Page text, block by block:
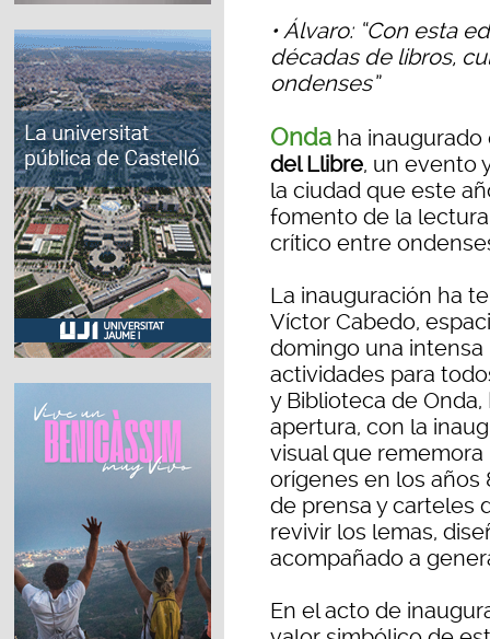
• Álvaro: “Con esta
décadas de libros,
ondenses”
Onda ha
del Llibre, un evento
la ciudad que este
fomento de la
crítico entre
La inauguración ha
Víctor Cabedo,
domingo una
actividades para
y Biblioteca de Onda,
apertura, con la
visual que
orígenes en los años
de prensa y carteles
revivir los lemas,
acompañado a
En el acto de